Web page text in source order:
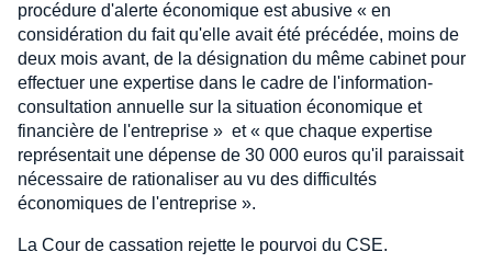
procédure d'alerte économique est abusive « en
considération du fait qu'elle avait été précédée, moins de
deux mois avant, de la désignation du même cabinet pour
effectuer une expertise dans le cadre de l'information-
consultation annuelle sur la situation économique et
financière de l'entreprise » et « que chaque expertise
représentait une dépense de 30 000 euros qu'il paraissait
nécessaire de rationaliser au vu des difficultés
économiques de l'entreprise ».
La Cour de cassation rejette le pourvoi du CSE.